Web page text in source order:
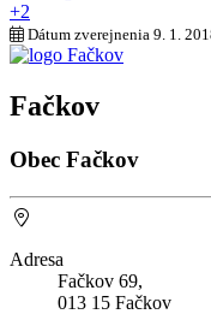
+2
Dátum zverejnenia 9. 1.
Fačkov
Obec Fačkov
Adresa
Fačkov 69,
013 15 Fačkov